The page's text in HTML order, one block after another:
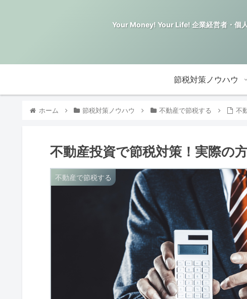
Your Money! Your Life! 企業経営者・個
節税対策ノウハウ
ホーム 節税対策ノウハウ 不動産で節税する 不
不動産投資で節税対策！実際の
不動産で節税する